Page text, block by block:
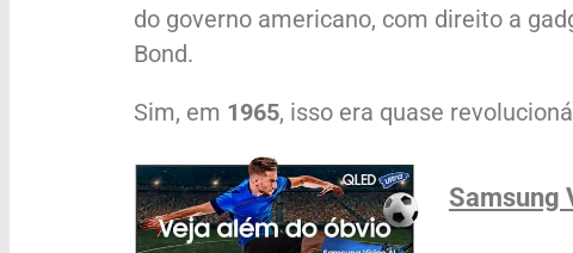
do governo americano, com direito a
Bond.
Sim, em 1965, isso era quase
Samsung